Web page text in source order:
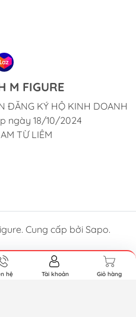
M FIGURE
ĐĂNG KÝ HỘ KINH DOANH
ngày 18/10/2024
TỪ LIÊM
Cung cấp bởi Sapo.
hệ Tài khoản Giỏ hàng